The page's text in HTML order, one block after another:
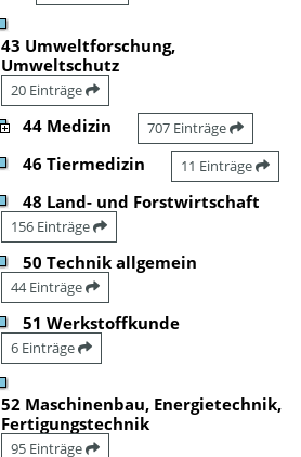
43 Umweltforschung,
Umweltschutz
20 Einträge
44 Medizin 707 Einträge
46 Tiermedizin 11 Einträge
48 Land- und Forstwirtschaft
156 Einträge
50 Technik allgemein
44 Einträge
51 Werkstoffkunde
6 Einträge
52 Maschinenbau, Energietechnik,
Fertigungstechnik
95 Einträge